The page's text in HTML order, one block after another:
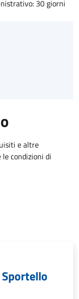
30 giorni
e altre
condizioni di